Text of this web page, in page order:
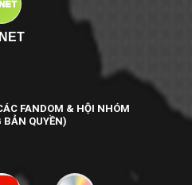
FANDOM & HỘI NHÓM
BẢN QUYỀN)